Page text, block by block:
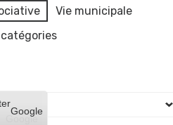
Vie municipale
Google
Google